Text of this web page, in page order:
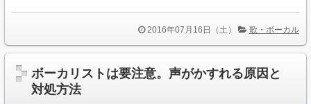
2016年07月16日（土） 歌・ボーカル
ボーカリストは要注意。声がかすれる原因と
対処方法